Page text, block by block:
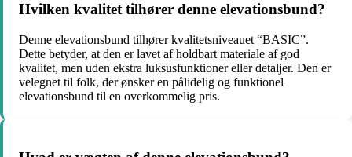
Hvilken kvalitet tilhører denne elevationsbund?
Denne elevationsbund tilhører kvalitetsniveauet “BASIC”.
Dette betyder, at den er lavet af holdbart materiale af god
kvalitet, men uden ekstra luksusfunktioner eller detaljer. Den er
velegnet til folk, der ønsker en pålidelig og funktionel
elevationsbund til en overkommelig pris.